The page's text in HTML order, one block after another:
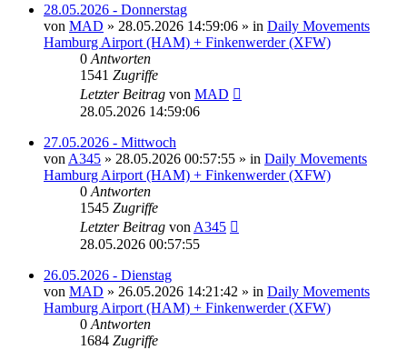
28.05.2026 - Donnerstag
von MAD » 28.05.2026 14:59:06 » in Daily Movements
Hamburg Airport (HAM) + Finkenwerder (XFW)
0 Antworten
1541 Zugriffe
Letzter Beitrag von MAD
28.05.2026 14:59:06
27.05.2026 - Mittwoch
von A345 » 28.05.2026 00:57:55 » in Daily Movements
Hamburg Airport (HAM) + Finkenwerder (XFW)
0 Antworten
1545 Zugriffe
Letzter Beitrag von A345
28.05.2026 00:57:55
26.05.2026 - Dienstag
von MAD » 26.05.2026 14:21:42 » in Daily Movements
Hamburg Airport (HAM) + Finkenwerder (XFW)
0 Antworten
1684 Zugriffe